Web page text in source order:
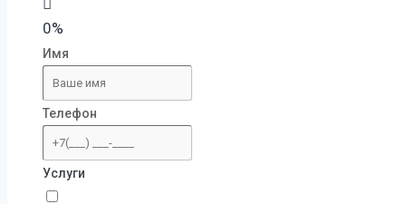
0%
Имя
Телефон
Услуги